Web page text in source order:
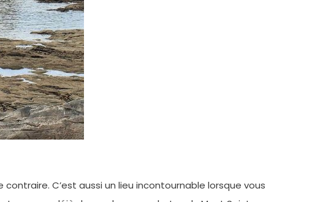
C’est aussi un lieu incontournable lorsque vous